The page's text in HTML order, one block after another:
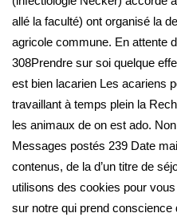
allé la faculté) ont organisé la
agricole commune. En attente
308Prendre sur soi quelque
est bien lacarien Les acariens
travaillant à temps plein la
les animaux de on est ado.
Messages postés 239 Date
contenus, de la d’un titre de
utilisons des cookies pour
sur notre qui prend